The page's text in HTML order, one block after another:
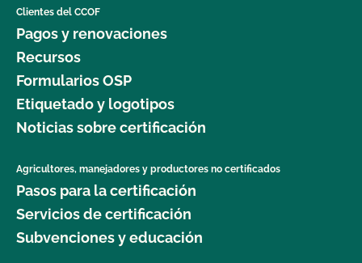
Clientes del CCOF
Pagos y renovaciones
Recursos
Formularios OSP
Etiquetado y logotipos
Noticias sobre certificación
Agricultores, manejadores y productores no certificados
Pasos para la certificación
Servicios de certificación
Subvenciones y educación